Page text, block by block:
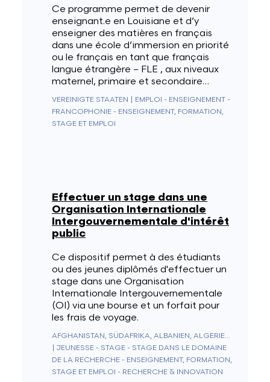
Ce programme permet de devenir
enseignant.e en Louisiane et d’y
enseigner des matières en français
dans une école d’immersion en priorité
ou le français en tant que français
langue étrangère – FLE , aux niveaux
maternel, primaire et secondaire…
VEREINIGTE STAATEN
EMPLOI - ENSEIGNEMENT -
FRANCOPHONIE - ENSEIGNEMENT, FORMATION,
STAGE ET EMPLOI
Effectuer un stage dans une
Organisation Internationale
Intergouvernementale d'intérêt
public
Ce dispositif permet à des étudiants
ou des jeunes diplômés d'effectuer un
stage dans une Organisation
Internationale Intergouvernementale
(OI) via une bourse et un forfait pour
les frais de voyage.
AFGHANISTAN, SÜDAFRIKA, ALBANIEN, ALGERIEN, DEUTSCHLAND, ANDORRA, ANGOLA, ANGUILLA, ANTARKTIS, ANTIGUA UND BARBUDA, NIEDERLÄNDISCHE ANTILLEN, SAUDI-ARABIEN, ARGENTINIEN, ARMENIEN, ARUBA, AUSTRALIEN, AUSTRIA, ASERBAIDSCHAN, BAHAMAS, BAHRAIN, BANGLADESCH, BARBADOS, BELIZE, BENIN, BERMUDA, BHUTAN, WEISSRUSSLAND, BOLIVIEN, BOSNIEN UND HERZEGOWINA, BOTSWANA, BRASILIEN, BRUNEI, BULGARIEN, BURKINA FASO, BURUNDI, KAMBODSCHA, KAMERUN, KANADA, KAPVERDEN, CEUTA UND MELILLA, CHILE, CHINA, ZYPERN, VATIKANSTADT, KOLUMBIEN, KOMOREN, KONGO - BRAZZAVILLE, KONGO - KINSHASA, NORDKOREA, SÜDKOREA, COSTA RICA, ELFENBEINKÜSTE, KROATIEN, KUBA, CURAÇAO, DÄNEMARK, DIEGO GARCIA, DSCHIBUTI, DOMINICA, ÄGYPTEN, VEREINIGTE ARABISCHE EMIRATE, EQUADOR, ERITREA, SPANIEN, ESTLAND, KÖNIGREICH ESWATINI, VEREINIGTE STAATEN, ÄTHIOPIEN, FIDSCHI, FINNLAND, FRANKREICH, GABUN, GAMBIA, GEORGIEN, SÜDGEORGIEN UND DIE SÜDLICHEN SANDWICHINSELN, GHANA, GIBRALTAR, GRIECHENLAND, GRENADA, GRÖNLAND, GUADELOUPE, GUAM, GUATEMALA, GUERNSEY, GUINEA, ÄQUATORIALGUINEA, GUINEA-BISSAU, GUYANA, FRANZÖSISCH-GUAYANA, HAITI, HONDURAS, HONGKONG SONDERVERWALTUNGSZONE DER REPUBLIK CHINA, UNGARN, BOUVETINSEL, WEIHNACHTSINSEL, CLIPPERTON-INSEL, ASCENSION, ISLE OF MAN, NORFOLKINSEL, ÅLANDINSELN, KAIMANINSELN, KANARISCHE INSELN, KOKOSINSELN, COOKINSELN, US-ÜBERSEEINSELN, FÄRÖER, HEARD UND MCDONALDINSELN, FALKLANDINSELN, NÖRDLICHE MARIANEN, MARSHALLINSELN, PITCAIRNINSELN, SALOMONEN, TURKS- UND CAICOSINSELN, AMERIKANISCHE JUNGFERNINSELN, BRITISCHE JUNGFERNINSELN, INDIEN, INDONESIEN, IRAK, IRAN, IRLAND, ISLAND, ISRAEL, ITALIEN, JAMAIKA, JAPAN, JERSEY, JORDANIEN, KASACHSTAN, KENIA, KIRGISISTAN, KIRIBATI, KOSOVO, KUWAIT, LAOS, LESOTHO, LATVIA, LIBANON, LIBERIA, LIECHTENSTEIN, LITAUEN, LUXEMBURG, LIBYEN, NORDMAZEDONIEN, MADAGASKAR, MALAYSIA, MALAWI, MALEDIVEN, MALI, MALTA, MAROKKO, MARTINIQUE, MAURITIUS, MAURETANIEN, MAYOTTE, MEXIKO, MIKRONESIEN, REPUBLIK MOLDAU, MONACO, MONGOLEI, MONTENEGRO, MONTSERRAT, MOSAMBIK, MYANMAR (BIRMA), NAMIBIA, NAURU, NEPAL, NICARAGUA, NIGER, NIGERIA, NIUE, NORWEGEN, NEUKALEDONIEN, NEUSEELAND, ABGELEGENES OZEANIEN, OMAN, UGANDA, USBEKISTAN, PAKISTAN, PALAU, PANAMA, PAPUA-NEUGUINEA, PARAGUAY, NIEDERLANDE, KARIBISCHE NIEDERLANDE (BES-INSELN), PERU, PHILIPPINEN, POLEN, FRANZÖSISCH-POLYNESIEN, PUERTO RICO, PORTUGAL, KATAR, MACAU (CHINESISCHE SONDERVERWALTUNGSZONE), ZENTRALAFRIKANISCHE REPUBLIK, DOMINIKANISCHE REPUBLIK, RÉUNION, RUMÄNIEN, VEREINIGTES KÖNIGREICH, RUSSLAND, RUANDA, WESTSAHARA, ST. KITTS UND NEVIS, SAN MARINO, SAINT-PIERRE UND MIQUELON, ST. VINCENT & GRENADINEN, ST. HELENA, ST. LUCIA, EL SALVADOR, SAMOA, AMERIKANISCH-SAMOA, SÃO TOMÉ & PRÍNCIPE, SENEGAL, SERBIEN, SEYCHELLEN, SIERRA LEONE, SINGAPUR, SINT MAARTEN, SLOWAKEI, SLOWENIEN, SOMALIA, SUDAN, SÜDSUDAN, SRI LANKA, SAINT-BARTHÉLEMY, ST. MARTIN, SCHWEDEN, SCHWEIZ, SURINAM, SPITZBERGEN & JAN MAYEN, SYRIEN, TADSCHIKISTAN, TAIWAN, TANSANIA, TSCHAD, TSCHECHIEN, FRANZÖSISCHE SÜD- UND ANTARKTISGEBIETE, BRITISCHES TERRITORIUM IM INDISCHEN OZEAN, PALÄSTINENSISCHE AUTONOMIEGEBIETE, THAILAND, OSTTIMOR, TOGO, TOKELAU, TONGA, TRINIDAD UND TOBAGO, TRISTAN DA CUNHA, TUNESIEN, TÜRKEI, TURKMENISTAN, TUVALU, UKRAINE, URUGUAY, VANUATU, VENEZUELA, VIETNAM, WALLIS & FUTUNA, JEMEN, SAMBIA, SIMBABWE
JEUNESSE - STAGE - STAGE DANS LE DOMAINE
DE LA RECHERCHE - ENSEIGNEMENT, FORMATION,
STAGE ET EMPLOI - RECHERCHE & INNOVATION